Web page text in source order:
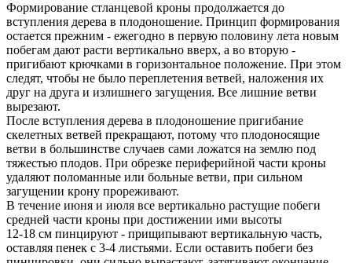
Формирование стланцевой кроны продолжается до
вступления дерева в плодоношение. Принцип формирования
остается прежним - ежегодно в первую половину лета новым
побегам дают расти вертикально вверх, а во вторую -
пригибают крючками в горизонтальное положение. При этом
следят, чтобы не было переплетения ветвей, наложения их
друг на друга и излишнего загущения. Все лишние ветви
вырезают.
После вступления дерева в плодоношение пригибание
скелетных ветвей прекращают, потому что плодоносящие
ветви в большинстве случаев сами ложатся на землю под
тяжестью плодов. При обрезке периферийной части кроны
удаляют поломанные или больные ветви, при сильном
загущении крону прореживают.
В течение июня и июля все вертикально растущие побеги
средней части кроны при достижении ими высоты
12-18 см пинцируют - прищипывают вертикальную часть,
оставляя пенек с 3-4 листьями. Если оставить побеги без